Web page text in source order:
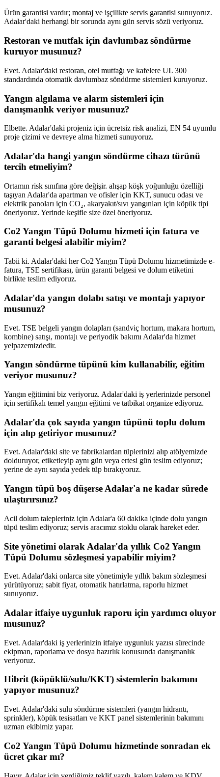
Ürün garantisi vardır; montaj ve işçilikte servis garantisi sunuyoruz.
Adalar'daki herhangi bir sorunda aynı gün servis sözü veriyoruz.
Restoran ve mutfak için davlumbaz söndürme
kuruyor musunuz?
Evet. Adalar'daki restoran, otel mutfağı ve kafelere UL 300
standardında otomatik davlumbaz söndürme sistemleri kuruyoruz.
Yangın algılama ve alarm sistemleri için
danışmanlık veriyor musunuz?
Elbette. Adalar'daki projeniz için ücretsiz risk analizi, EN 54 uyumlu
proje çizimi ve devreye alma hizmeti sunuyoruz.
Adalar'da hangi yangın söndürme cihazı türünü
tercih etmeliyim?
Ortamın risk sınıfına göre değişir. ahşap köşk yoğunluğu özelliği
taşıyan Adalar'da apartman ve ofisler için KKT, sunucu odası ve
elektrik panoları için CO₂, akaryakıt/sıvı yangınları için köpük tipi
öneriyoruz. Yerinde keşifle size özel öneriyoruz.
Co2 Yangın Tüpü Dolumu hizmeti için fatura ve
garanti belgesi alabilir miyim?
Tabii ki. Adalar'daki her Co2 Yangın Tüpü Dolumu hizmetimizde e-
fatura, TSE sertifikası, ürün garanti belgesi ve dolum etiketini
birlikte teslim ediyoruz.
Adalar'da yangın dolabı satışı ve montajı yapıyor
musunuz?
Evet. TSE belgeli yangın dolapları (sandviç hortum, makara hortum,
kombine) satışı, montajı ve periyodik bakımı Adalar'da hizmet
yelpazemizdedir.
Yangın söndürme tüpünü kim kullanabilir, eğitim
veriyor musunuz?
Yangın eğitimini biz veriyoruz. Adalar'daki iş yerlerinizde personel
için sertifikalı temel yangın eğitimi ve tatbikat organize ediyoruz.
Adalar'da çok sayıda yangın tüpünü toplu dolum
için alıp getiriyor musunuz?
Evet. Adalar'daki site ve fabrikalardan tüplerinizi alıp atölyemizde
dolduruyor, etiketleyip aynı gün veya ertesi gün teslim ediyoruz;
yerine de aynı sayıda yedek tüp bırakıyoruz.
Yangın tüpü boş düşerse Adalar'a ne kadar sürede
ulaştırırsınız?
Acil dolum talepleriniz için Adalar'a 60 dakika içinde dolu yangın
tüpü teslim ediyoruz; servis aracımız stoklu olarak hareket eder.
Site yönetimi olarak Adalar'da yıllık Co2 Yangın
Tüpü Dolumu sözleşmesi yapabilir miyim?
Evet. Adalar'daki onlarca site yönetimiyle yıllık bakım sözleşmesi
yürütüyoruz; sabit fiyat, otomatik hatırlatma, raporlu hizmet
sunuyoruz.
Adalar itfaiye uygunluk raporu için yardımcı oluyor
musunuz?
Evet. Adalar'daki iş yerlerinizin itfaiye uygunluk yazısı sürecinde
ekipman, raporlama ve dosya hazırlık konusunda danışmanlık
veriyoruz.
Hibrit (köpüklü/sulu/KKT) sistemlerin bakımını
yapıyor musunuz?
Evet. Adalar'daki sulu söndürme sistemleri (yangın hidrantı,
sprinkler), köpük tesisatları ve KKT panel sistemlerinin bakımını
uzman ekibimiz yapar.
Co2 Yangın Tüpü Dolumu hizmetinde sonradan ek
ücret çıkar mı?